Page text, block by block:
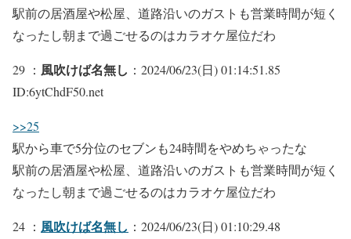
駅前の居酒屋や松屋、道路沿いのガストも営業時間が短く
なったし朝まで過ごせるのはカラオケ屋位だわ
29 ： 風吹けば名無し ：2024/06/23(日) 01:14:51.85
ID:6ytChdF50.net
>>25
駅から車で5分位のセブンも24時間をやめちゃったな
駅前の居酒屋や松屋、道路沿いのガストも営業時間が短く
なったし朝まで過ごせるのはカラオケ屋位だわ
24 ： 風吹けば名無し ：2024/06/23(日) 01:10:29.48